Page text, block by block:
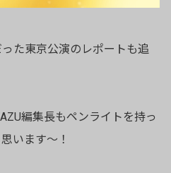
た東京公演のレポートも追
編集長もペンライトを持っ
います〜！